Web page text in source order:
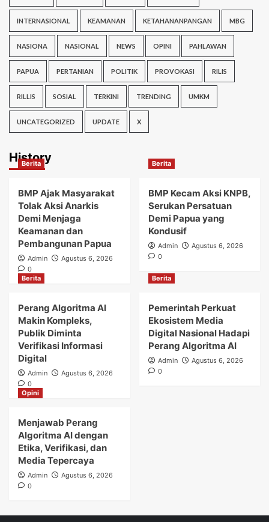
INTERNASIONAL KEAMANAN KETAHANANPANGAN MBG
NASIONA NASIONAL NEWS OPINI PAHLAWAN
PAPUA PERTANIAN POLITIK PROVOKASI RILIS
RILLIS SOSIAL TERKINI TRENDING UMKM
UNCATEGORIZED UPDATE X
History
Berita
BMP Ajak Masyarakat
Tolak Aksi Anarkis
Demi Menjaga
Keamanan dan
Pembangunan Papua
Admin
Agustus 6, 2026
0
Berita
BMP Kecam Aksi KNPB,
Serukan Persatuan
Demi Papua yang
Kondusif
Admin
Agustus 6, 2026
0
Berita
Perang Algoritma AI
Makin Kompleks,
Publik Diminta
Verifikasi Informasi
Digital
Admin
Agustus 6, 2026
0
Berita
Pemerintah Perkuat
Ekosistem Media
Digital Nasional Hadapi
Perang Algoritma AI
Admin
Agustus 6, 2026
0
Opini
Menjawab Perang
Algoritma AI dengan
Etika, Verifikasi, dan
Media Tepercaya
Admin
Agustus 6, 2026
0